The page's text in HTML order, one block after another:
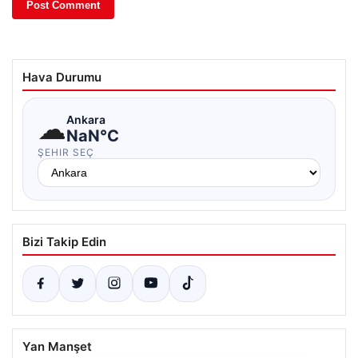
Hava Durumu
☁Ankara
NaN°C
ŞEHIR SEÇ
Bizi Takip Edin
Yan Manşet